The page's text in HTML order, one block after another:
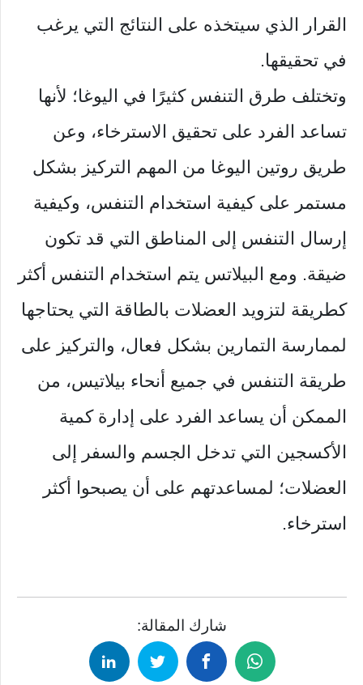
القرار الذي سيتخذه على النتائج التي يرغب
في تحقيقها.
وتختلف طرق التنفس كثيرًا في اليوغا؛ لأنها
تساعد الفرد على تحقيق الاسترخاء، وعن
طريق روتين اليوغا من المهم التركيز بشكل
مستمر على كيفية استخدام التنفس، وكيفية
إرسال التنفس إلى المناطق التي قد تكون
ضيقة. ومع البيلاتس يتم استخدام التنفس أكثر
كطريقة لتزويد العضلات بالطاقة التي يحتاجها
لممارسة التمارين بشكل فعال، والتركيز على
طريقة التنفس في جميع أنحاء بيلاتيس، من
الممكن أن يساعد الفرد على إدارة كمية
الأكسجين التي تدخل الجسم والسفر إلى
العضلات؛ لمساعدتهم على أن يصبحوا أكثر
استرخاء.
شارك المقالة: